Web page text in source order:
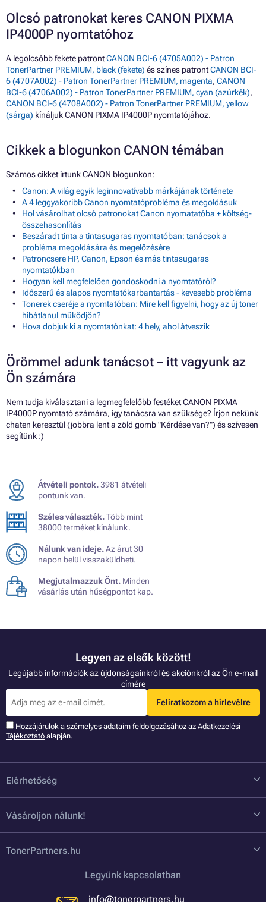
Olcsó patronokat keres CANON PIXMA
IP4000P nyomtatóhoz
A legolcsóbb fekete patrontCANON BCI-6 (4705A002) - Patron
TonerPartner PREMIUM, black (fekete) és színes patrontCANON BCI-
6 (4707A002) - Patron TonerPartner PREMIUM, magenta, CANON
BCI-6 (4706A002) - Patron TonerPartner PREMIUM, cyan (azúrkék),
CANON BCI-6 (4708A002) - Patron TonerPartner PREMIUM, yellow
(sárga) kínáljuk CANON PIXMA IP4000P nyomtatójához.
Cikkek a blogunkon CANON témában
Számos cikket írtunk CANON blogunkon:
Canon: A világ egyik leginnovatívabb márkájának története
A 4 leggyakoribb Canon nyomtatóprobléma és megoldásuk
Hol vásárolhat olcsó patronokat Canon nyomatatóba + költség-
összehasonlítás
Beszáradt tinta a tintasugaras nyomtatóban: tanácsok a
probléma megoldására és megelőzésére
Patroncsere HP, Canon, Epson és más tintasugaras
nyomtatókban
Hogyan kell megfelelően gondoskodni a nyomtatóról?
Időszerű és alapos nyomtatókarbantartás - kevesebb probléma
Tonerek cseréje a nyomtatóban: Mire kell figyelni, hogy az új toner
hibátlanul működjön?
Hova dobjuk ki a nyomtatónkat: 4 hely, ahol átveszik
Örömmel adunk tanácsot – itt vagyunk az
Ön számára
Nem tudja kiválasztani a legmegfelelőbb festéket CANON PIXMA
IP4000P nyomtató számára, így tanácsra van szüksége? Írjon nekünk
chaten keresztül (jobbra lent a zöld gomb "Kérdése van?") és szívesen
segítünk :)
Átvételi pontok.3981 átvételi
pontunk van.
Széles választék.Több mint
38000 terméket kínálunk.
Nálunk van ideje.Az árut 30
napon belül visszaküldheti.
Megjutalmazzuk Önt. Minden
vásárlás után hűségpontot kap.
Legyen az elsők között!
Legújabb információk az újdonságainkról és akciónkról az Ön e-mail
címére
Feliratkozom a hírlevélre
Hozzájárulok a szémelyes adataim feldolgozásához az Adatkezelési
Tájékoztató alapján.
Elérhetőség
Vásároljon nálunk!
TonerPartners.hu
Legyünk kapcsolatban
info@tonerpartners.hu